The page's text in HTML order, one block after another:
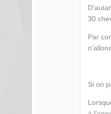
30
Par
Si on